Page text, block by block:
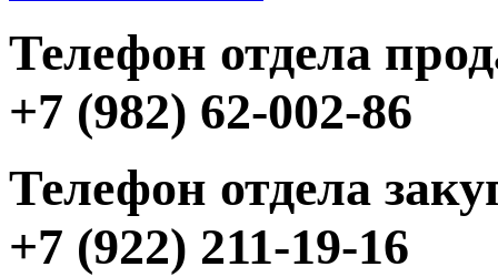
Телефон отдела
+7 (982) 62-002-86
Телефон отдела
+7 (922) 211-19-16